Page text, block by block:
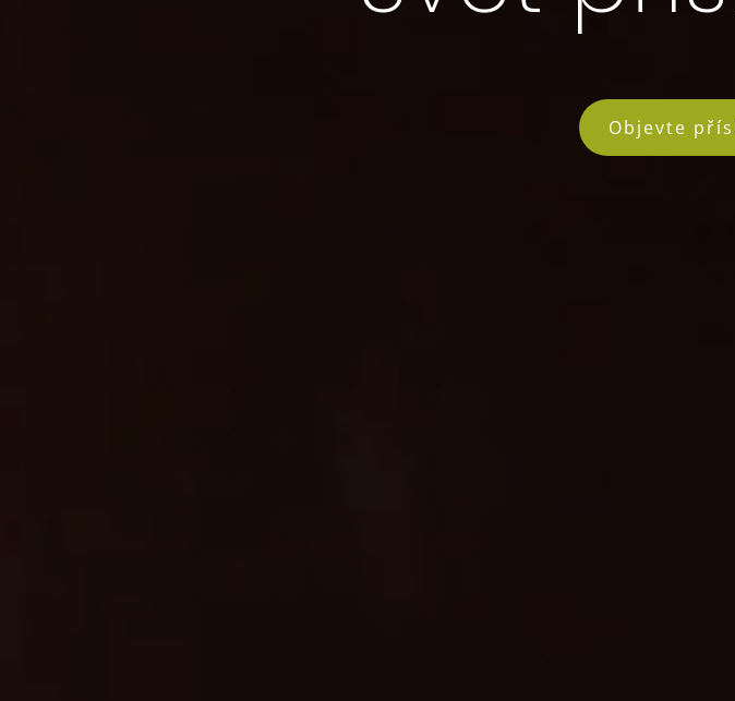
Objevte